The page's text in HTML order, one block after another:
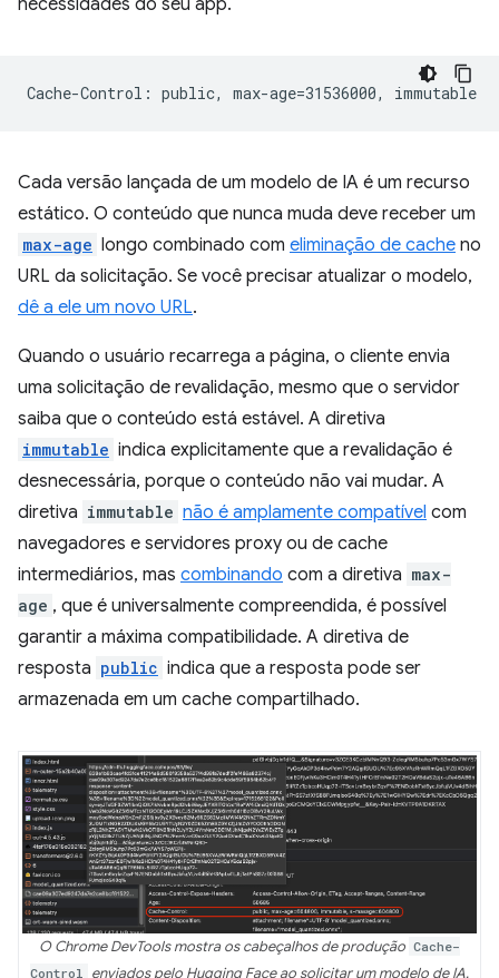
necessidades do seu app.
Cada versão lançada de um modelo de IA é um recurso
estático. O conteúdo que nunca muda deve receber um
max-age longo combinado com eliminação de cache no
URL da solicitação. Se você precisar atualizar o modelo,
dê a ele um novo URL.
Quando o usuário recarrega a página, o cliente envia
uma solicitação de revalidação, mesmo que o servidor
saiba que o conteúdo está estável. A diretiva
immutable indica explicitamente que a revalidação é
desnecessária, porque o conteúdo não vai mudar. A
diretiva immutable não é amplamente compatível com
navegadores e servidores proxy ou de cache
intermediários, mas combinando com a diretiva max-
age , que é universalmente compreendida, é possível
garantir a máxima compatibilidade. A diretiva de
resposta public indica que a resposta pode ser
armazenada em um cache compartilhado.
O Chrome DevTools mostra os cabeçalhos de produção Cache-
Control enviados pelo Hugging Face ao solicitar um modelo de IA.